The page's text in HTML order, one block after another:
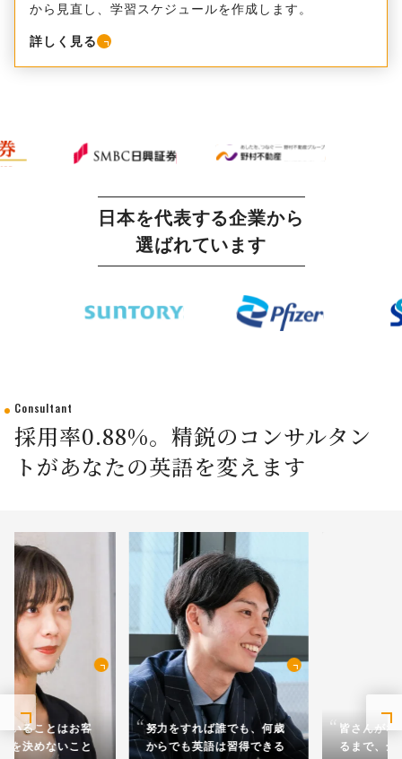
から見直し、学習スケジュールを作成します。
詳しく見る
日本を代表する企業から
選ばれています
Consultant
採用率0.88%。精鋭のコンサルタン
トがあなたの英語を変えます
努力をすれば誰でも、何歳
からでも英語は習得できる
皆さんがなりたい姿になれ
るまで、全力で伴走しま